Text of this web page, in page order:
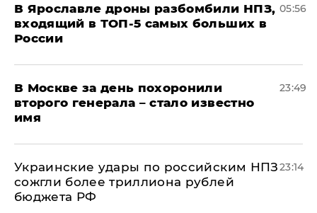
В Ярославле дроны разбомбили НПЗ,
входящий в ТОП-5 самых больших в
России
05:56
В Москве за день похоронили
второго генерала – стало известно
имя
23:49
Украинские удары по российским НПЗ
сожгли более триллиона рублей
бюджета РФ
23:14